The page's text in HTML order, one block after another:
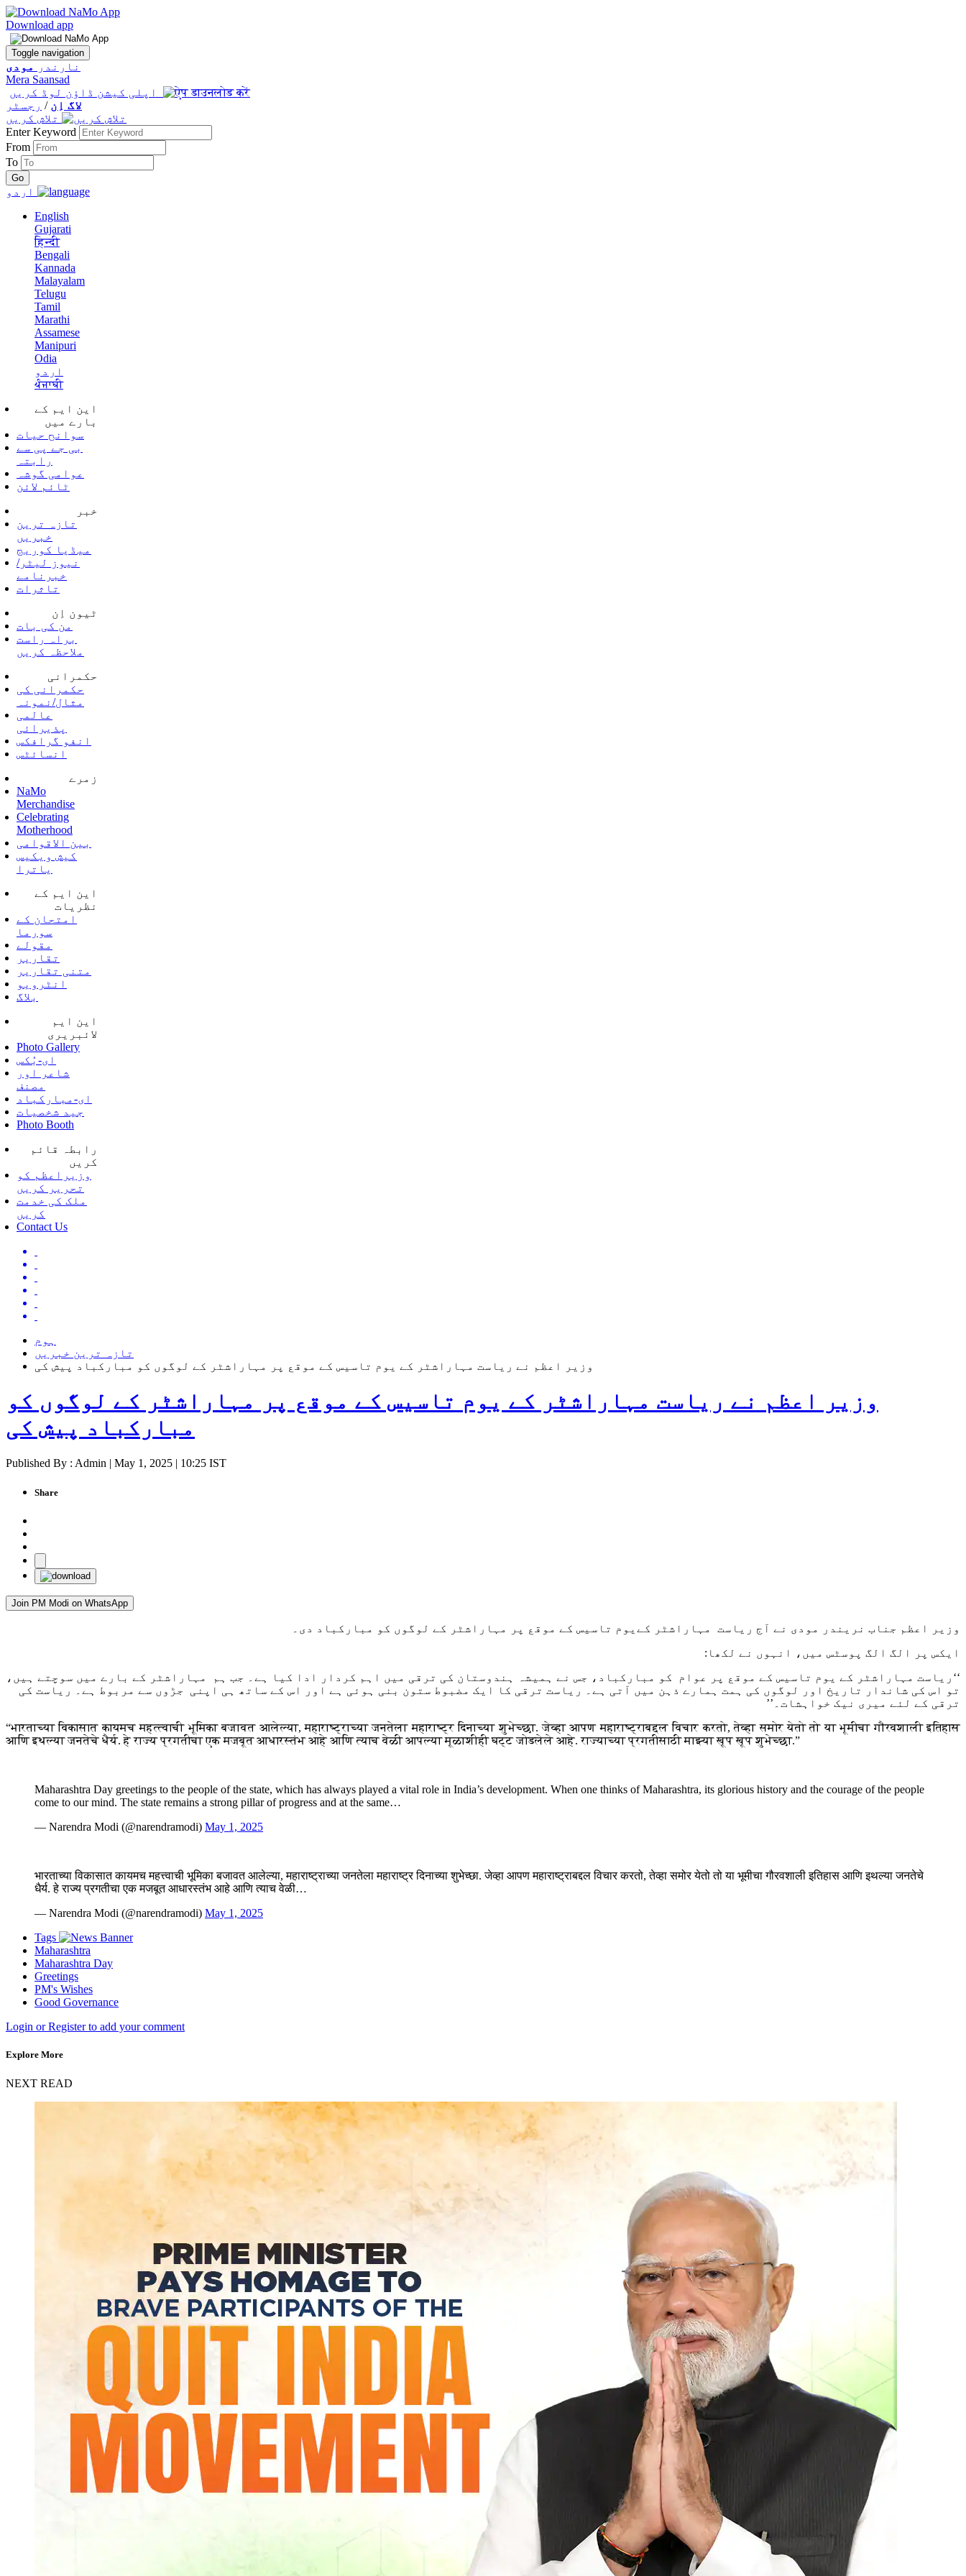
Download app
Toggle navigation
نارندر
مودی
Mera Saansad
اپلی کیشن ڈاؤن لوڈ کریں
لاگ اِن / رجسٹر
Enter Keyword
From
To
English
Gujarati
हिन्दी
Bengali
Kannada
Malayalam
Telugu
Tamil
Marathi
Assamese
Manipuri
Odia
اردو
ਪੰਜਾਬੀ
این ایم کے
بارے میں
سوانح حیات
بی جے پی سے
رابتہ
عوامی گوشہ
ٹائم لائن
خبر
تازہ ترین
خبریں
میڈیا کوریج
نیوز لیٹر/
خبرنامے
تاثرات
ٹیون اِن
من کی بات
براہ راست
ملاحظہ کریں
حکمرانی
حکمرانی کی
مثال/نمونہ
عالمی
پذیرائی
انفو گرافکس
انسائٹس
زمرے
NaMo
Merchandise
Celebrating
Motherhood
بین الاقوامی
کیش ویکیس
یاترا
این ایم کے
نظریات
امتحان کے
سورما
مقولے
تقاریر
متنی تقاریر
انٹرویو
بلاگ
این ایم
لائبریری
Photo Gallery
ای-بُکس
شاعر اور
مصنف
ای-مبارکباد
جید شخصیات
Photo Booth
رابطہ قائم
کریں
وزیراعظم کو
تحریر کریں
ملک کی خدمت
کریں
Contact Us
ہوم
تازہ ترین خبریں
وزیر اعظم نے ریاست مہاراشٹر کے یوم تاسیس کے موقع پر مہاراشٹر کے لوگوں کو مبارکباد پیش کی
وزیر اعظم نے ریاست مہاراشٹر کے یوم تاسیس کے موقع پر مہاراشٹر کے لوگوں کو
مبارکباد پیش کی
Published By : Admin | May 1, 2025 | 10:25 IST
Share
Join PM Modi on WhatsApp
وزیر اعظم جناب نریندر مودی نے آج ریاست مہاراشٹر کےیوم تاسیس کے موقع پر مہاراشٹر کے لوگوں کو مبارکباد دی۔
ایکس پر الگ الگ پوسٹس میں، انہوں نے لکھا :
‘‘ریاست مہاراشٹر کے یوم تاسیس کے موقع پر عوام کو مبارکباد، جس نے ہمیشہ ہندوستان کی ترقی میں اہم کردار ادا کیا ہے۔ جب ہم مہاراشٹر کے بارے میں سوچتے ہیں،
تو اس کی شاندار تاریخ اور لوگوں کی ہمت ہمارے ذہن میں آتی ہے۔ ریاست ترقی کا ایک مضبوط ستون بنی ہوئی ہے اور اس کے ساتھ ہی اپنی جڑوں سے مربوط ہے۔ ریاست کی
ترقی کے لئے میری نیک خواہشات۔’’
“भारताच्या विकासात कायमच महत्त्वाची भूमिका बजावत आलेल्या, महाराष्ट्राच्या जनतेला महाराष्ट्र दिनाच्या शुभेच्छा. जेव्हा आपण महाराष्ट्राबद्दल विचार करतो, तेव्हा समोर येतो तो या भूमीचा गौरवशाली इतिहास
आणि इथल्या जनतेचे धैर्य. हे राज्य प्रगतीचा एक मजबूत आधारस्तंभ आहे आणि त्याच वेळी आपल्या मूळाशीही घट्ट जोडलेले आहे. राज्याच्या प्रगतीसाठी माझ्या खूप खूप शुभेच्छा.”
Maharashtra Day greetings to the people of the state, which has always played a vital role in India’s development. When one thinks of Maharashtra, its glorious history and the courage of the people
come to our mind. The state remains a strong pillar of progress and at the same…
— Narendra Modi (@narendramodi) May 1, 2025
भारताच्या विकासात कायमच महत्त्वाची भूमिका बजावत आलेल्या, महाराष्ट्राच्या जनतेला महाराष्ट्र दिनाच्या शुभेच्छा. जेव्हा आपण महाराष्ट्राबद्दल विचार करतो, तेव्हा समोर येतो तो या भूमीचा गौरवशाली इतिहास आणि इथल्या जनतेचे
धैर्य. हे राज्य प्रगतीचा एक मजबूत आधारस्तंभ आहे आणि त्याच वेळी…
— Narendra Modi (@narendramodi) May 1, 2025
Tags
Maharashtra
Maharashtra Day
Greetings
PM's Wishes
Good Governance
Login or Register to add your comment
Explore More
NEXT READ